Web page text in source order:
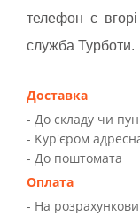
телефон є
служба Турботи.
Доставка
- До складу чи
- Kур'єром
- До поштомата
Оплата
- На